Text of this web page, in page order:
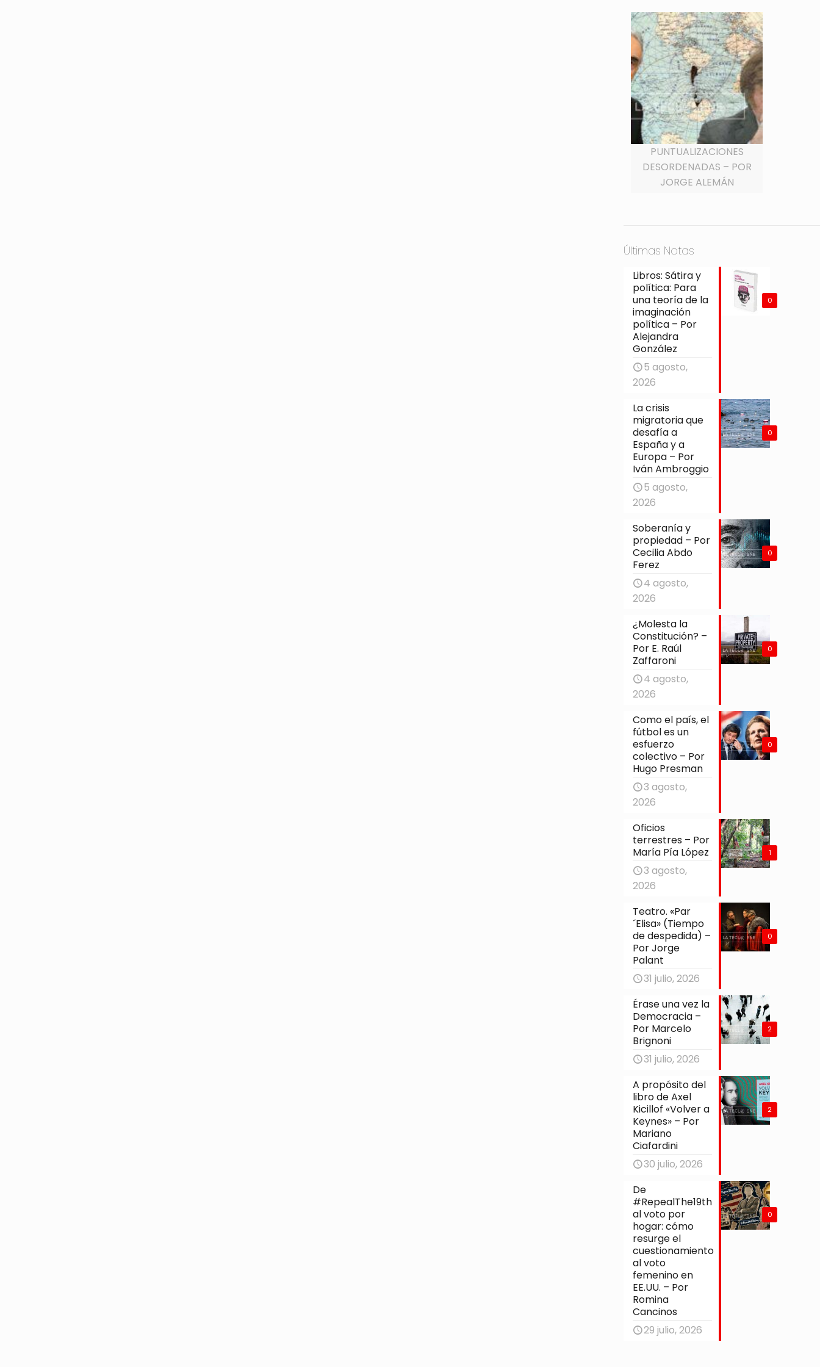
PUNTUALIZACIONES
DESORDENADAS – POR
JORGE ALEMÁN
Últimas Notas
0
Libros: Sátira y
política: Para
una teoría de la
imaginación
política – Por
Alejandra
González
5 agosto,
2026
0
La crisis
migratoria que
desafía a
España y a
Europa – Por
Iván Ambroggio
5 agosto,
2026
0
Soberanía y
propiedad – Por
Cecilia Abdo
Ferez
4 agosto,
2026
0
¿Molesta la
Constitución? –
Por E. Raúl
Zaffaroni
4 agosto,
2026
0
Como el país, el
fútbol es un
esfuerzo
colectivo – Por
Hugo Presman
3 agosto,
2026
1
Oficios
terrestres – Por
María Pía López
3 agosto,
2026
0
Teatro. «Par
´Elisa» (Tiempo
de despedida) –
Por Jorge
Palant
31 julio, 2026
2
Érase una vez la
Democracia –
Por Marcelo
Brignoni
31 julio, 2026
2
A propósito del
libro de Axel
Kicillof «Volver a
Keynes» – Por
Mariano
Ciafardini
30 julio, 2026
0
De
#RepealThe19th
al voto por
hogar: cómo
resurge el
cuestionamiento
al voto
femenino en
EE.UU. – Por
Romina
Cancinos
29 julio, 2026